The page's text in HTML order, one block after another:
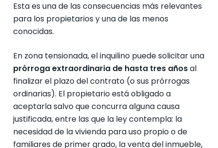
Esta es una de las consecuencias más relevantes
para los propietarios y una de las menos
conocidas.
En zona tensionada, el inquilino puede solicitar una
prórroga extraordinaria de hasta tres añosal
finalizar el plazo del contrato (o sus prórrogas
ordinarias). El propietario está obligado a
aceptarla salvo que concurra alguna causa
justificada, entre las que la ley contempla: la
necesidad de la vivienda para uso propio o de
familiares de primer grado, la venta del inmueble,